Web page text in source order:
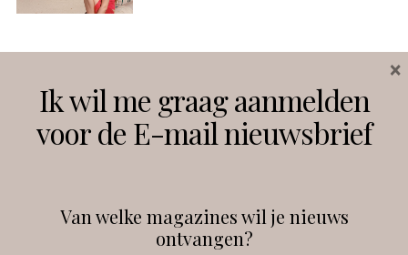
Instagram Facebook
Ik wil me graag aanmelden
voor de E-mail nieuwsbrief
Van welke magazines wil je nieuws
ontvangen?
×